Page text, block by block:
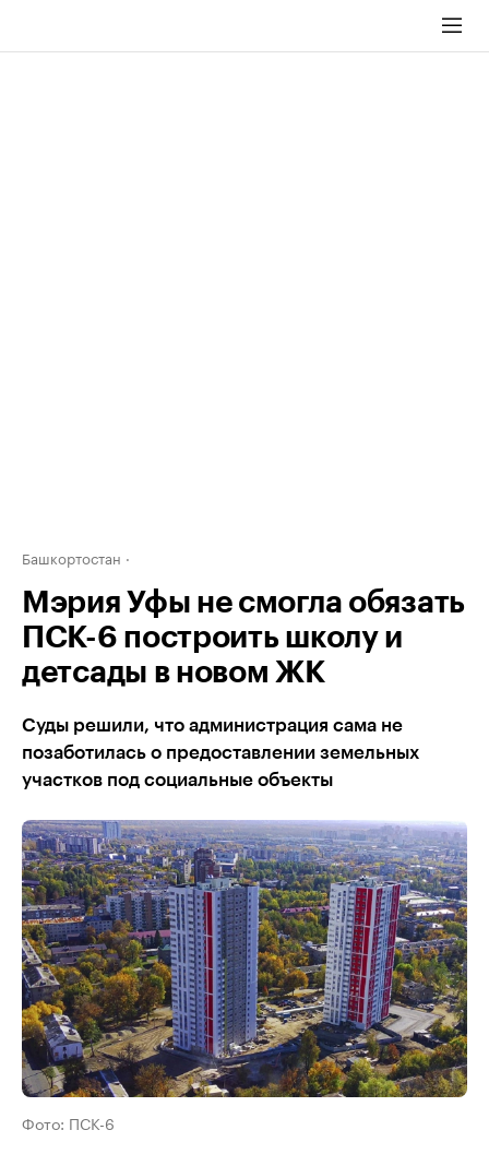
Башкортостан
Мэрия Уфы не смогла обязать
ПСК-6 построить школу и
детсады в новом ЖК
Суды решили, что администрация сама не
позаботилась о предоставлении земельных
участков под социальные объекты
Фото: ПСК-6